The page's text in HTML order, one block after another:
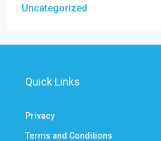
Uncategorized
Quick Links
Privacy
Terms and Conditions